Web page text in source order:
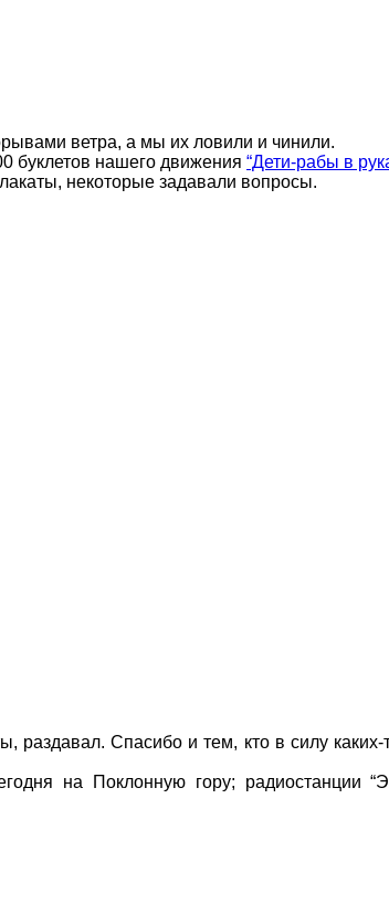
ветра, а мы их ловили и чинили.
буклетов нашего движения “Дети-рабы в
некоторые задавали вопросы.
раздавал. Спасибо и тем, кто в силу
на Поклонную гору;